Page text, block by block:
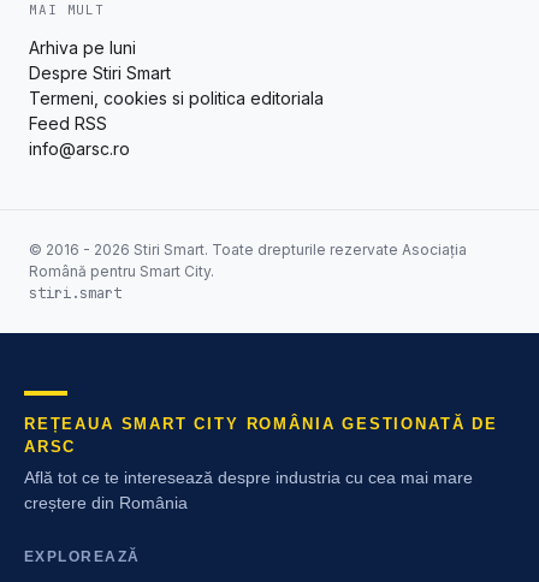
MAI MULT
Arhiva pe luni
Despre Stiri Smart
Termeni, cookies si politica editoriala
Feed RSS
info@arsc.ro
© 2016 - 2026 Stiri Smart. Toate drepturile rezervate Asociația
Română pentru Smart City.
stiri.smart
REȚEAUA SMART CITY ROMÂNIA GESTIONATĂ DE
ARSC
Află tot ce te interesează despre industria cu cea mai mare
creștere din România
EXPLOREAZĂ